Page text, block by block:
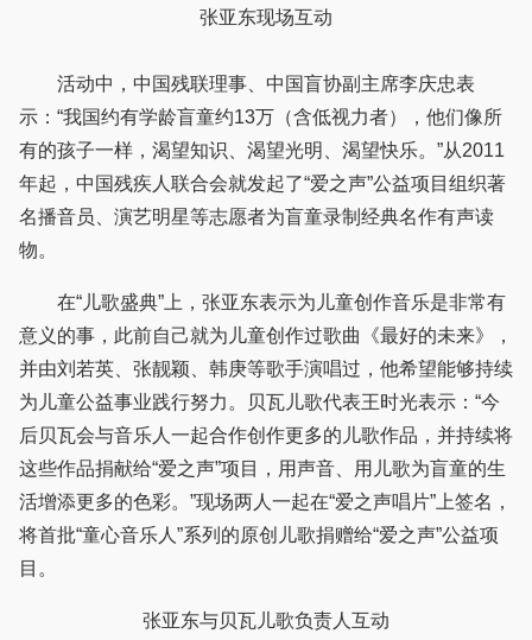
张亚东现场互动
活动中，中国残联理事、中国盲协副主席李庆忠表
示：“我国约有学龄盲童约13万（含低视力者），他们像所
有的孩子一样，渴望知识、渴望光明、渴望快乐。”从2011
年起，中国残疾人联合会就发起了“爱之声”公益项目组织著
名播音员、演艺明星等志愿者为盲童录制经典名作有声读
物。
在“儿歌盛典”上，张亚东表示为儿童创作音乐是非常有
意义的事，此前自己就为儿童创作过歌曲《最好的未来》，
并由刘若英、张靓颖、韩庚等歌手演唱过，他希望能够持续
为儿童公益事业践行努力。贝瓦儿歌代表王时光表示：“今
后贝瓦会与音乐人一起合作创作更多的儿歌作品，并持续将
这些作品捐献给“爱之声”项目，用声音、用儿歌为盲童的生
活增添更多的色彩。”现场两人一起在“爱之声唱片”上签名，
将首批“童心音乐人”系列的原创儿歌捐赠给“爱之声”公益项
目。
张亚东与贝瓦儿歌负责人互动